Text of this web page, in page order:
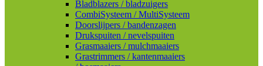
Bladblazers / bladzuigers
CombiSysteem / MultiSysteem
Doorslijpers / bandenzagen
Drukspuiten / nevelspuiten
Grasmaaiers / mulchmaaiers
Grastrimmers / kantenmaaiers